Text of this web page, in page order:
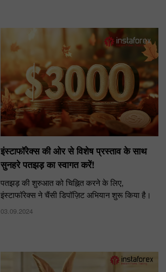
इंस्टाफॉरेक्स की ओर से विशेष प्रस्ताव के साथ
सुनहरे पतझड़ का स्वागत करें!
पतझड़ की शुरुआत को चिह्नित करने के लिए,
इंस्टाफॉरेक्स ने चैंसी डिपॉज़िट अभियान शुरू किया है।
03.09.2024